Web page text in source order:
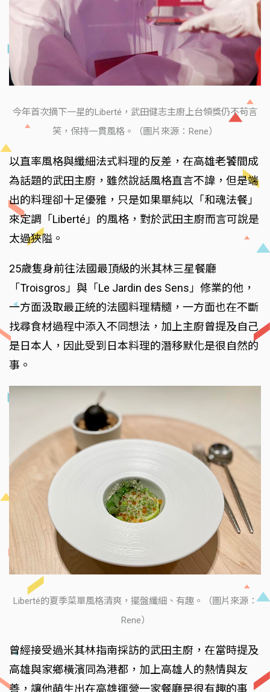
今年首次摘下一星的Liberté，武田健志主廚上台領獎仍不苟言
笑，保持一貫風格。（圖片來源：Rene）
以直率風格與纖細法式料理的反差，在高雄老饕間成
為話題的武田主廚，雖然說話風格直言不諱，但是端
出的料理卻十足優雅，只是如果單純以「和魂法餐」
來定調「Liberté」的風格，對於武田主廚而言可說是
太過狹隘。
25歲隻身前往法國最頂級的米其林三星餐廳
「Troisgros」與「Le Jardin des Sens」修業的他，
一方面汲取最正統的法國料理精髓，一方面也在不斷
找尋食材過程中添入不同想法，加上主廚曾提及自己
是日本人，因此受到日本料理的潛移默化是很自然的
事。
Liberté的夏季菜單風格清爽，擺盤纖細、有趣。（圖片來源：
Rene）
曾經接受過米其林指南採訪的武田主廚，在當時提及
高雄與家鄉橫濱同為港都，加上高雄人的熱情與友
善，讓他萌生出在高雄運營一家餐廳是很有趣的事